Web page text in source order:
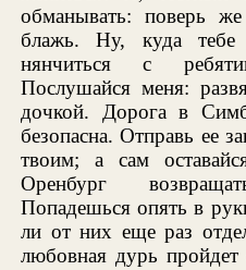
обманывать: поверь
блажь. Ну, куда
нянчиться с
Послушайся меня:
дочкой. Дорога в
безопасна. Отправь ее
твоим; а сам
Оренбург
Попадешься опять в
ли от них еще раз
любовная дурь